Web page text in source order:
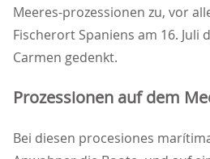
Meeres-prozessionen zu, vor
Fischerort Spaniens am 16. Juli
Carmen gedenkt.
Prozessionen auf dem
Bei diesen procesiones